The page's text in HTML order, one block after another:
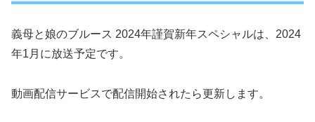
義母と娘のブルース 2024年謹賀新年スペシャルは、2024
年1月に放送予定です。
動画配信サービスで配信開始されたら更新します。